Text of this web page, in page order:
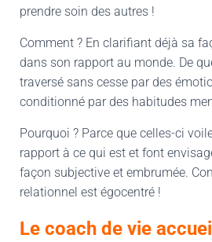
prendre soin des autres !
Comment ? En clarifiant déjà sa
dans son rapport au monde. De
traversé sans cesse par des
conditionné par des habitudes
Pourquoi ? Parce que celles-ci
rapport à ce qui est et font
façon subjective et embrumée.
relationnel est égocentré !
Le coach de vie